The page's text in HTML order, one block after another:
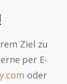
Ziel zu
per E-
oder